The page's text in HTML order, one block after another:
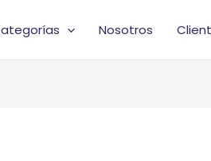
Nosotros